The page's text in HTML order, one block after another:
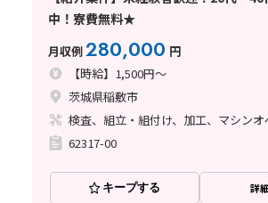
中！寮費無料★
月収例280,000 円
【時給】1,500円～
茨城県稲敷市
62317-00
キープする 詳